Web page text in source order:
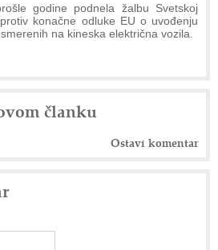
godine podnela žalbu Svetskoj
konačne odluke EU o uvođenju
na kineska električna vozila.
članku
Ostavi komentar